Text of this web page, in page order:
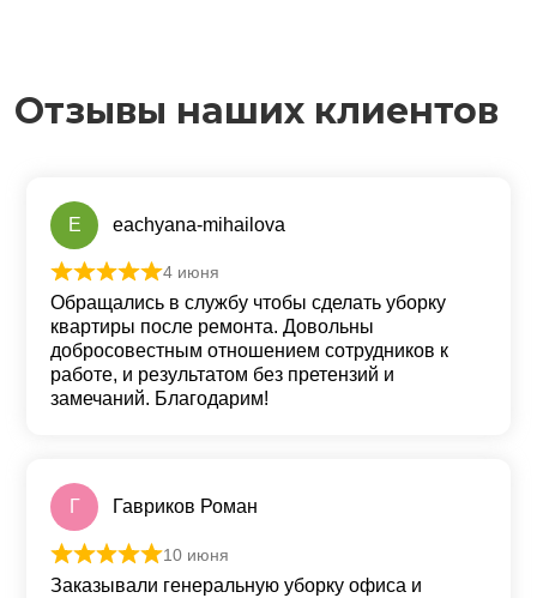
Отзывы наших клиентов
E eachyana-mihailova
Оценка
4 июня
Обращались в службу чтобы сделать уборку
квартиры после ремонта. Довольны
добросовестным отношением сотрудников к
работе, и результатом без претензий и
замечаний. Благодарим!
Г Гавриков Роман
Оценка
10 июня
Заказывали генеральную уборку офиса и